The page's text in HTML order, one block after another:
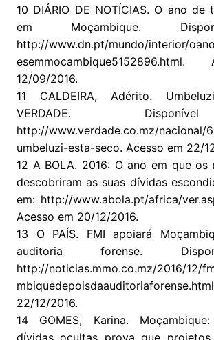
10 DIÁRIO DE NOTÍCIAS. O ano de
em Moçambique.
http://www.dn.pt/mundo/interior/
12/09/2016.
11 CALDEIRA, Adérito.
VERDADE.
http://www.verdade.co.mz/nacional/
umbeluzi-esta-seco. Acesso em 22/
12 A BOLA. 2016: O ano em que os
descobriram as suas dívidas
em: http://www.abola.pt/africa/
Acesso em 20/12/2016.
13 O PAÍS. FMI apoiará
auditoria forense.
http://noticias.mmo.co.mz/2016/12/
22/12/2016.
14 GOMES, Karina.
dívidas ocultas prova que projetos